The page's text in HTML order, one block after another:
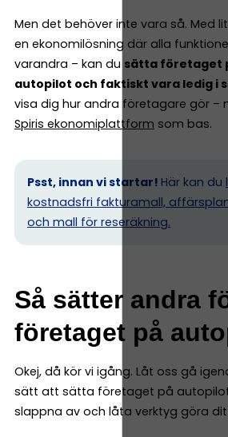
Men det behöver inte vara så. Med
en ekonomilösning där alla
varandra – kan du sätta företaget
autopilot och faktiskt vara ledig i
visa dig hur andra företagare gör –
Spiris ekonomiplattform som bas.
Psst, innan vi startar! Här kan du
kostnadsfri fakturamall,
och mall för reseräkning.
Så sätter andra
företaget på
Okej, då kör vi igång. Låt oss gå
sätt att sätta företaget på
slappna av och låta verktyg göra